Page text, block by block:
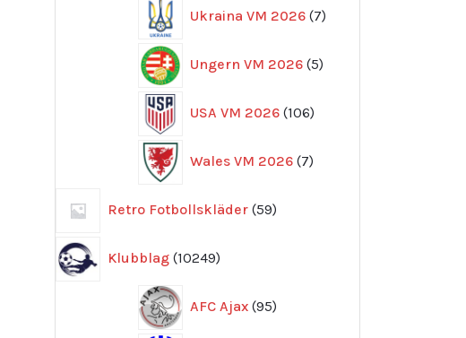
Ukraina VM 2026 7
produkter
Ungern VM 2026 5
produkter
USA VM 2026 106
produkter
Wales VM 2026 7
produkter
Retro Fotbollskläder 59
produkter
Klubblag 10249
produkter
AFC Ajax 95
produkter